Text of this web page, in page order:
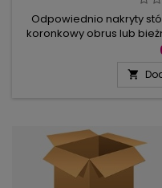
Odpowiednio nakryty
koronkowy obrus lub
stole wazon z kwiatami,
obrusy z
